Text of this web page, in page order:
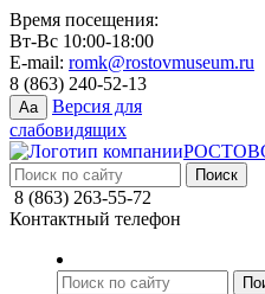
Время посещения:
Вт-Вс 10:00-18:00
E-mail: romk@rostovmuseum.ru
8 (863) 240-52-13
Aa
Версия для
слабовидящих
8 (863) 263-55-72
Контактный телефон